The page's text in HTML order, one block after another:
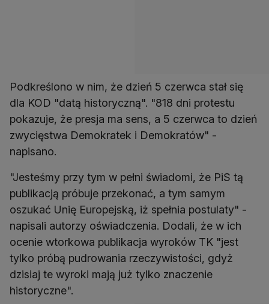
Podkreślono w nim, że dzień 5 czerwca stał się
dla KOD "datą historyczną". "818 dni protestu
pokazuje, że presja ma sens, a 5 czerwca to dzień
zwycięstwa Demokratek i Demokratów" -
napisano.
"Jesteśmy przy tym w pełni świadomi, że PiS tą
publikacją próbuje przekonać, a tym samym
oszukać Unię Europejską, iż spełnia postulaty" -
napisali autorzy oświadczenia. Dodali, że w ich
ocenie wtorkowa publikacja wyroków TK "jest
tylko próbą pudrowania rzeczywistości, gdyż
dzisiaj te wyroki mają już tylko znaczenie
historyczne".